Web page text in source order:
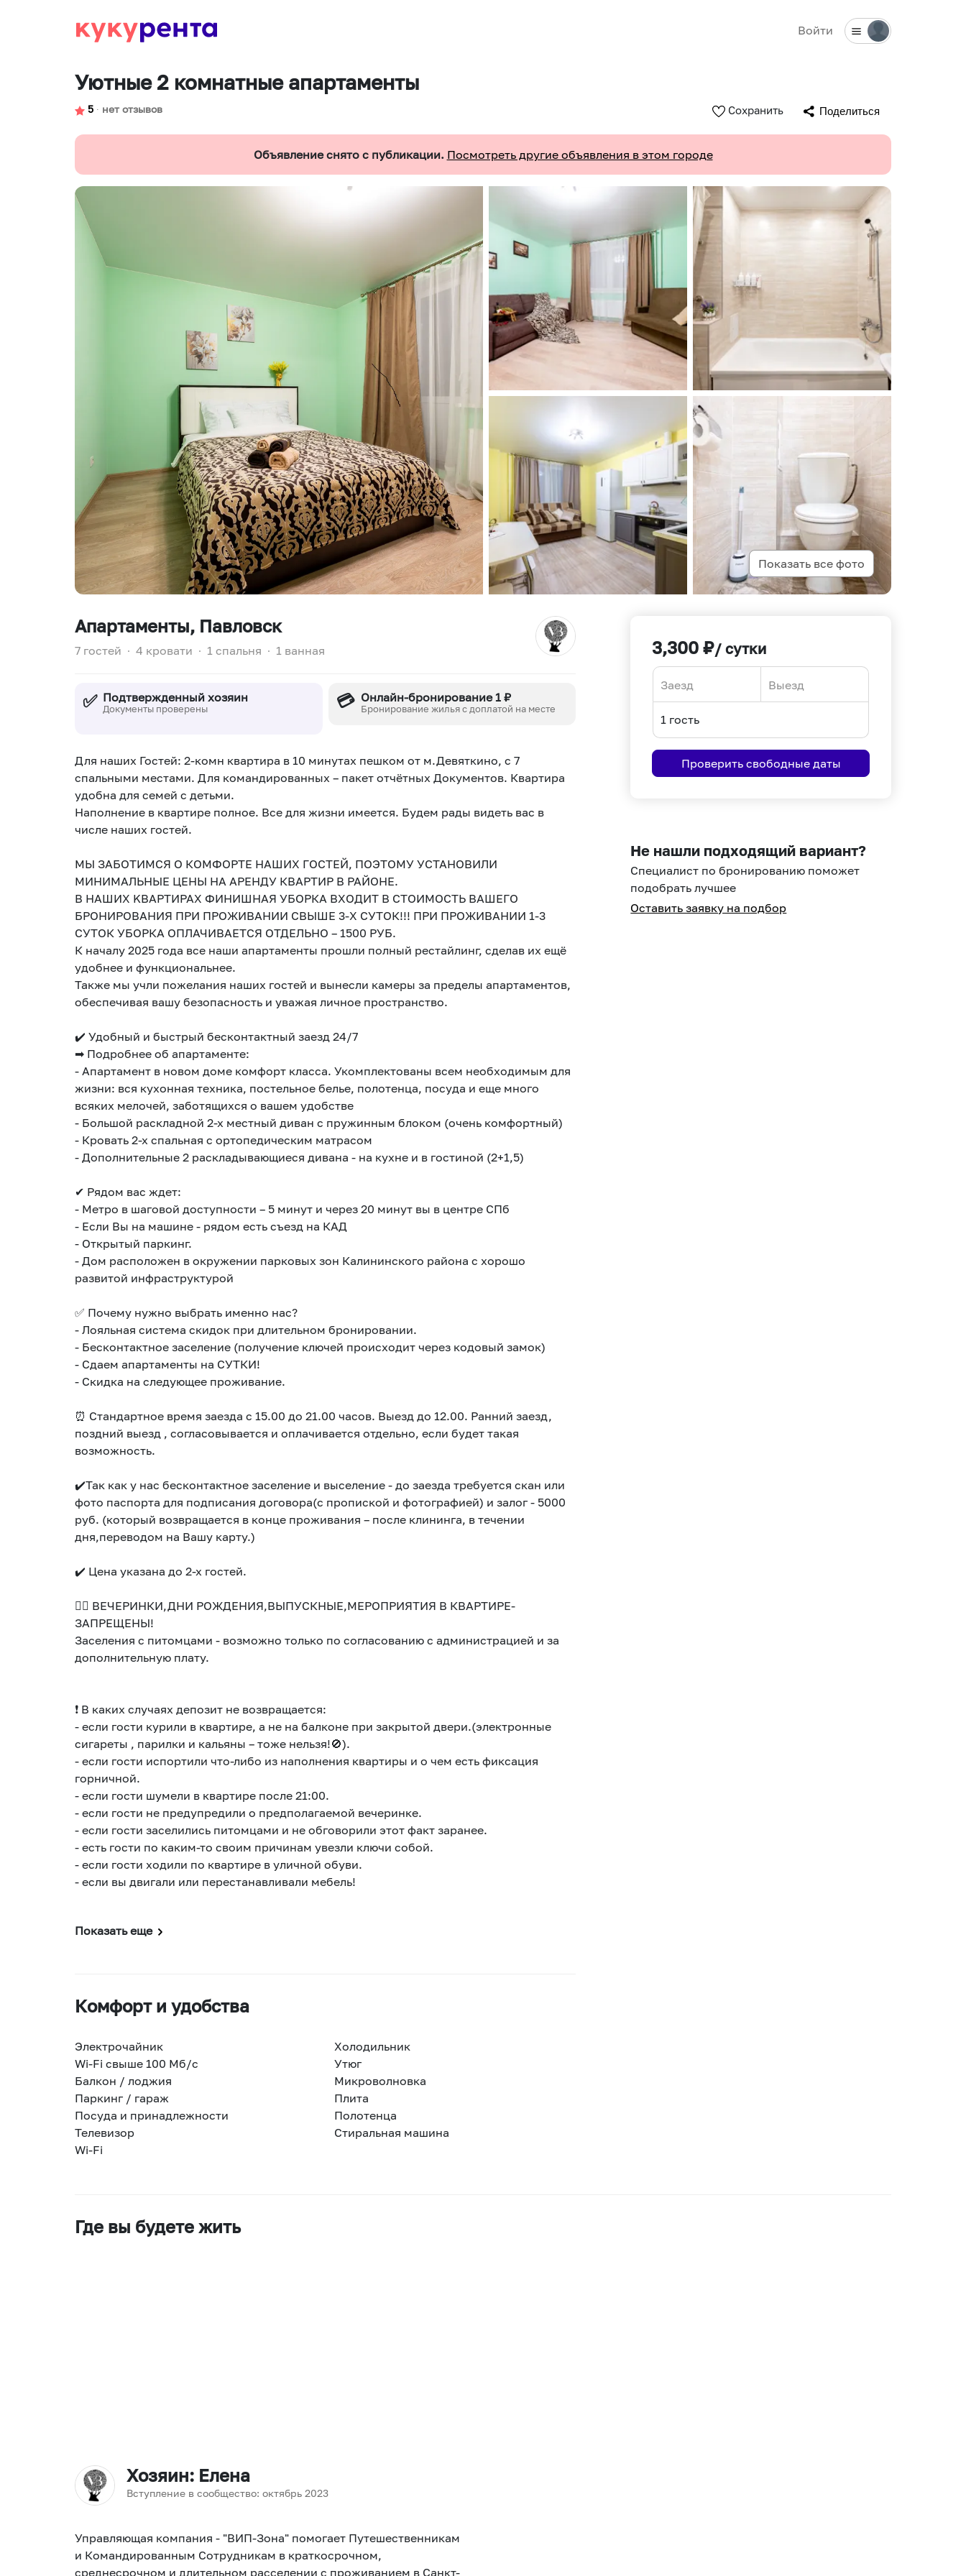
Войти
Уютные 2 комнатные апартаменты
5 ∙ нет отзывов Сохранить Поделиться
Объявление снято с публикации. Посмотреть другие объявления в этом городе
Показать все фото
Апартаменты, Павловск
7 гостей ∙ 4 кровати ∙ 1 спальня ∙ 1 ванная
✅ Подтвержденный хозяин
Документы проверены 💳 Онлайн-бронирование 1 ₽
Бронирование жилья с доплатой на месте
Для наших Гостей: 2-комн квартира в 10 минутах пешком от м.Девяткино, с 7
спальными местами. Для командированных – пакет отчётных Документов. Квартира
удобна для семей с детьми.
Наполнение в квартире полное. Все для жизни имеется. Будем рады видеть вас в
числе наших гостей.
МЫ ЗАБОТИМСЯ О КОМФОРТЕ НАШИХ ГОСТЕЙ, ПОЭТОМУ УСТАНОВИЛИ
МИНИМАЛЬНЫЕ ЦЕНЫ НА АРЕНДУ КВАРТИР В РАЙОНЕ.
B НAШИX KBAРTИРАХ ФИНИШНАЯ УБОРКА ВХОДИТ В СТОИМОСТЬ ВАШЕГО
БРОНИРОВАНИЯ ПРИ ПРОЖИВАНИИ СВЫШЕ 3-Х СУТОК!!! ПРИ ПРОЖИВАНИИ 1-3
СУТОК УБОРКА ОПЛАЧИВАЕТСЯ ОТДЕЛЬНО – 1500 РУБ.
К началу 2025 года все наши апартаменты прошли полный рестайлинг, сделав их ещё
удобнее и функциональнее.
Также мы учли пожелания наших гостей и вынесли камеры за пределы апартаментов,
обеспечивая вашу безопасность и уважая личное пространство.
✔️ Удобный и быcтpый бecконтaктный заезд 24/7
➡ Подробнее об апартаменте:
- Апартамент в новом доме комфорт класса. Укомплектованы всем необходимым для
жизни: вся кухонная техника, постельное белье, полотенца, посуда и еще много
всяких мелочей, заботящихся о вашем удобстве
- Большой раскладной 2-х местный диван с пружинным блоком (очень комфортный)
- Кровать 2-х спальная с ортопедическим матрасом
- Дополнительные 2 раскладывающиеся дивана - на кухне и в гостиной (2+1,5)
✔ Рядом вас ждет:
- Метро в шаговой доступности – 5 минут и через 20 минут вы в центре СПб
- Если Вы на машине - рядом есть съезд на КАД
- Открытый паркинг.
- Дом расположен в окружении парковых зон Калининского района с хорошо
развитой инфраструктурой
✅ Почему нужно выбрать именно нас?
- Лояльная система скидок при длительном бронировании.
- Бесконтактное заселение (получение ключей происходит через кодовый замок)
- Сдаем апартаменты на СУТКИ!
- Скидка на следующее проживание.
⏰ Стандартное время заезда с 15.00 до 21.00 часов. Выезд до 12.00. Ранний заезд,
поздний выезд , согласовывается и оплачивается отдельно, если будет такая
возможность.
✔️Так как у нас бесконтактное заселение и выселение - до заезда требуется скан или
фото паспорта для подписания договора(с пропиской и фотографией) и залог - 5000
руб. (который возвращается в конце проживания – после клининга, в течении
дня,переводом на Вашу карту.)
✔️ Цена указана до 2-х гостей.
👉🏻 ВЕЧЕРИНКИ,ДНИ РОЖДЕНИЯ,ВЫПУСКНЫЕ,МЕРОПРИЯТИЯ В КВАРТИРЕ-
ЗАПРЕЩЕНЫ!
Заселения с питомцами - возможно только по согласованию с администрацией и за
дополнительную плату.
❗️ В каких случаях депозит не возвращается:
- если гости курили в квартире, а не на балконе при закрытой двери.(электронные
сигареты , парилки и кальяны – тоже нельзя!🚫).
- если гости испортили что-либо из наполнения квартиры и о чем есть фиксация
горничной.
- если гости шумели в квартире после 21:00.
- если гости не предупредили о предполагаемой вечеринке.
- если гости заселились питомцами и не обговорили этот факт заранее.
- есть гости по каким-то своим причинам увезли ключи собой.
- если гости ходили по квартире в уличной обуви.
- если вы двигали или перестанавливали мебель!
Показать еще
Комфорт и удобства
Электрочайник
Холодильник
Wi-Fi свыше 100 Мб/с
Утюг
Балкон / лоджия
Микроволновка
Паркинг / гараж
Плита
Посуда и принадлежности
Полотенца
Телевизор
Стиральная машина
Wi-Fi
3,300 ₽/ сутки
forward
interact
with
select
a
date.
the
interact
with
select
a
the
Проверить свободные даты
Не нашли подходящий вариант?
Специалист по бронированию поможет
подобрать лучшее
Оставить заявку на подбор
Где вы будете жить
Хозяин: Елена
Вступление в сообщество: октябрь 2023
Управляющая компания - "ВИП-Зона" помогает Путешественникам
и Командированным Сотрудникам в краткосрочном,
среднесрочном и длительном расселении с проживанием в Санкт-